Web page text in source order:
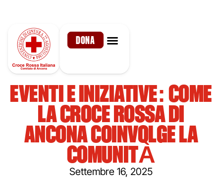
DONA
EVENTI E INIZIATIVE: COME
LA CROCE ROSSA DI
ANCONA COINVOLGE LA
COMUNITÀ
Settembre 16, 2025